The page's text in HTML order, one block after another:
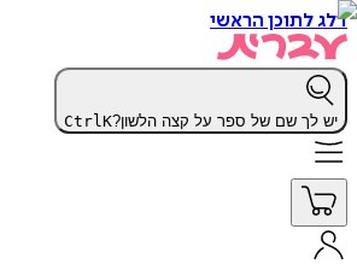
דלג לתוכן הראשי
יש לך שם של ספר על קצה הלשון? CtrlK